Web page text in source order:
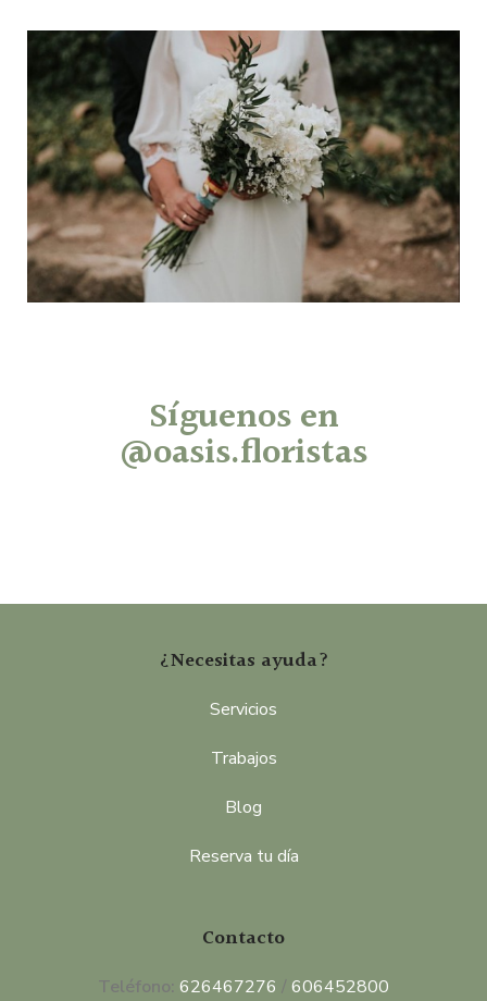
Síguenos en
@oasis.floristas
¿Necesitas ayuda?
Servicios
Trabajos
Blog
Reserva tu día
Contacto
Teléfono: 626467276 / 606452800